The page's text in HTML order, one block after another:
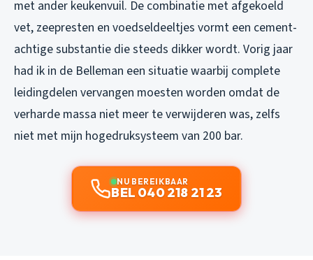
met ander keukenvuil. De combinatie met afgekoeld
vet, zeepresten en voedseldeeltjes vormt een cement-
achtige substantie die steeds dikker wordt. Vorig jaar
had ik in de Belleman een situatie waarbij complete
leidingdelen vervangen moesten worden omdat de
verharde massa niet meer te verwijderen was, zelfs
niet met mijn hogedruksysteem van 200 bar.
NU BEREIKBAAR
BEL 040 218 21 23